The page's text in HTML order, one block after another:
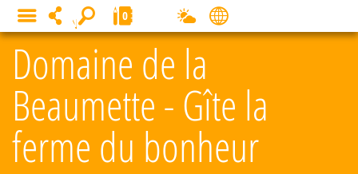
Domaine de la
Beaumette - Gîte la
ferme du bonheur
MENU 0
Panneau de gestion des cookies